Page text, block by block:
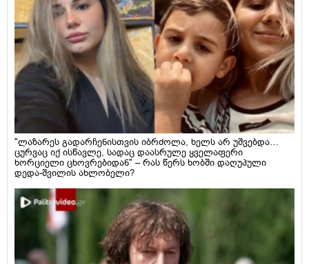
"ლაზარეს გადარჩენისთვის იბრძოლა, ხელს არ უშვებდა…
ცურვაც იქ ისწავლე, სადაც დაასრულე ყველაფერი
ხორციელი ცხოვრებიდან" – რას წერს ხობში დაღუპული
დედა-შვილის ახლობელი?